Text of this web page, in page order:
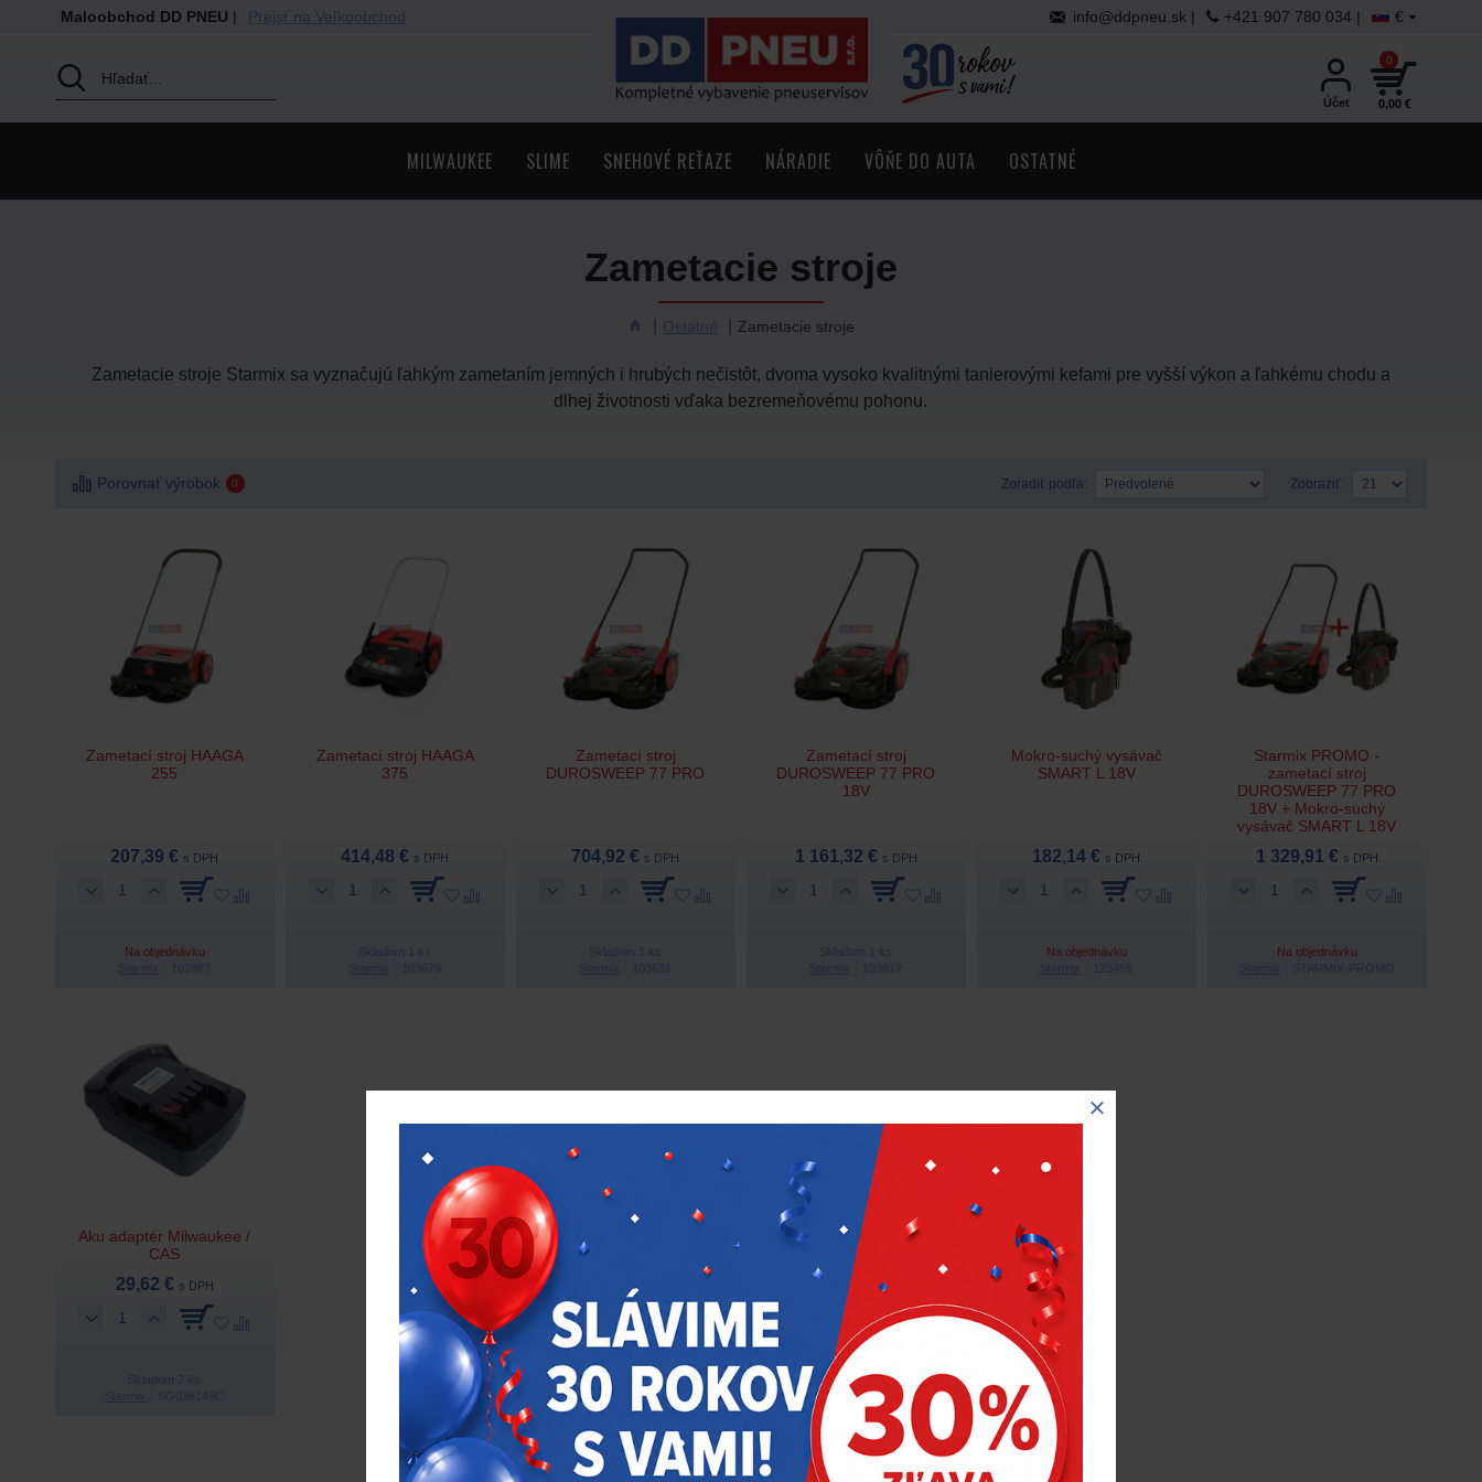
Maloobchod DD PNEU | Prejsť na Veľkoobchod €
info@ddpneu.sk | +421 907 780 034 |
Účet 0,00 €
0
MILWAUKEE SLIME SNEHOVÉ REŤAZE NÁRADIE VÔŇE DO AUTA OSTATNÉ
Ostatné Zametacie stroje
Zametacie stroje
Zametacie stroje Starmix sa vyznačujú ľahkým zametaním jemných i hrubých nečistôt, dvoma vysoko kvalitnými tanierovými kefami pre vyšší výkon a ľahkému chodu a
dlhej životnosti vďaka bezremeňovému pohonu.
Porovnať výrobok 0 Zoradiť podľa: Zobraziť:
Zametací stroj HAAGA
255
207,39 € s DPH
Na objednávku
Zametací stroj HAAGA
375
414,48 € s DPH
Skladom 1 ks
Zametací stroj
DUROSWEEP 77 PRO
704,92 € s DPH
Skladom 1 ks
Zametací stroj
DUROSWEEP 77 PRO
18V
1 161,32 € s DPH
Skladom 1 ks
Mokro-suchý vysávač
SMART L 18V
182,14 € s DPH
Na objednávku
Starmix PROMO -
zametací stroj
DUROSWEEP 77 PRO
18V + Mokro-suchý
vysávač SMART L 18V
1 329,91 € s DPH
Na objednávku
Aku adaptér Milwaukee /
CAS
29,62 € s DPH
Skladom 2 ks